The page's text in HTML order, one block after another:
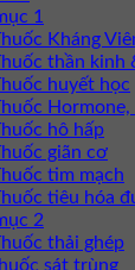
1
Kháng
thần kinh
huyết học
hô hấp
giãn cơ
tim mạch
tiêu hóa
2
thải ghép
sát trùng